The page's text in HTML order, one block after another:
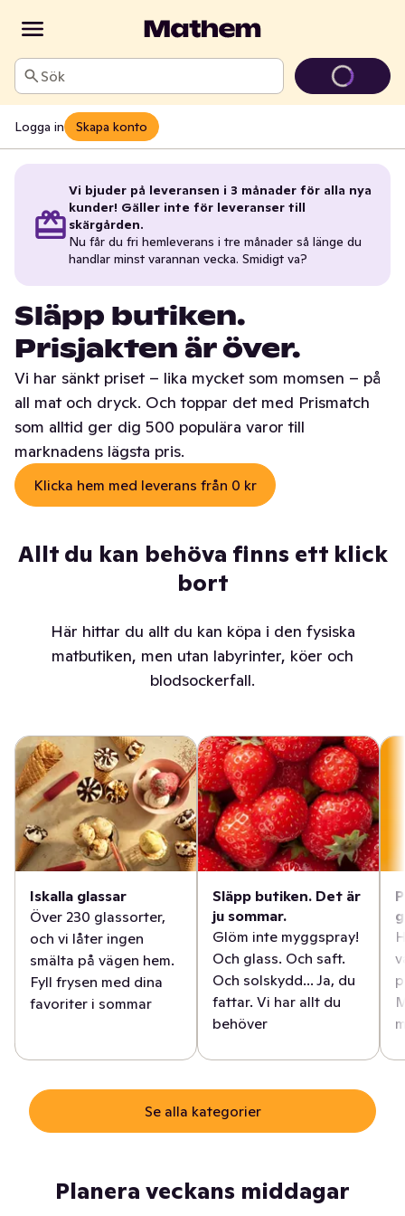
Sök
Logga in Skapa konto
Vi bjuder på leveransen i 3 månader för alla nya
kunder! Gäller inte för leveranser till
skärgården.
Nu får du fri hemleverans i tre månader så länge du
handlar minst varannan vecka. Smidigt va?
Släpp butiken.
Prisjakten är över.
Vi har sänkt priset – lika mycket som momsen – på
all mat och dryck. Och toppar det med Prismatch
som alltid ger dig 500 populära varor till
marknadens lägsta pris.
Klicka hem med leverans från 0 kr
Allt du kan behöva finns ett klick
bort
Här hittar du allt du kan köpa i den fysiska
matbutiken, men utan labyrinter, köer och
blodsockerfall.
Iskalla glassar
Över 230 glassorter,
och vi låter ingen
smälta på vägen hem.
Fyll frysen med dina
favoriter i sommar
Släpp butiken. Det är
ju sommar.
Glöm inte myggspray!
Och glass. Och saft.
Och solskydd... Ja, du
fattar. Vi har allt du
behöver
Se alla kategorier
Planera veckans middagar